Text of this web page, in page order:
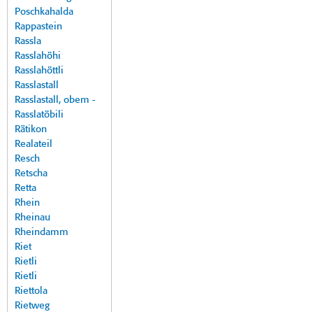
Poschkahalda
Rappastein
Rassla
Rasslahöhi
Rasslahöttli
Rasslastall
Rasslastall, obem -
Rasslatöbili
Rätikon
Realateil
Resch
Retscha
Retta
Rhein
Rheinau
Rheindamm
Riet
Rietli
Rietli
Riettola
Rietweg